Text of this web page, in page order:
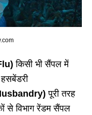
किसी भी सैंपल में
पूरी तरह
से विभाग रेंडम सैंपल